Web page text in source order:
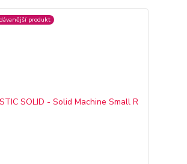
produkt